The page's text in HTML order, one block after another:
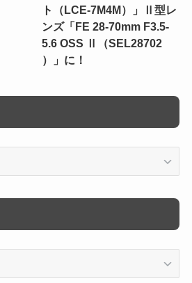
ト（LCE-7M4M）」Ⅱ型レ
ンズ「FE 28-70mm F3.5-
5.6 OSS Ⅱ（SEL28702
）」に！